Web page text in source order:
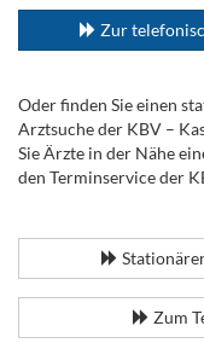
Zur
Oder finden Sie einen
Arztsuche der KBV –
Sie Ärzte in der Nähe
den Terminservice der
Zum